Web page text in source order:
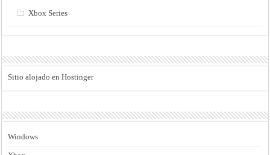
Xbox Series
Sitio alojado en Hostinger
Windows